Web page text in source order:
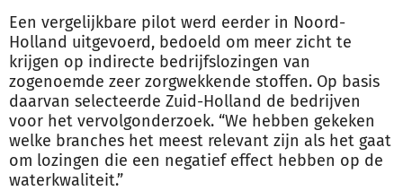
Een vergelijkbare pilot werd eerder in Noord-
Holland uitgevoerd, bedoeld om meer zicht te
krijgen op indirecte bedrijfslozingen van
zogenoemde zeer zorgwekkende stoffen. Op basis
daarvan selecteerde Zuid-Holland de bedrijven
voor het vervolgonderzoek. “We hebben gekeken
welke branches het meest relevant zijn als het gaat
om lozingen die een negatief effect hebben op de
waterkwaliteit.”